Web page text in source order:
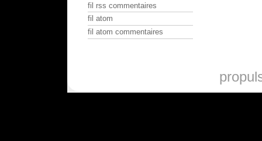
fil rss commentaires
fil atom
fil atom commentaires